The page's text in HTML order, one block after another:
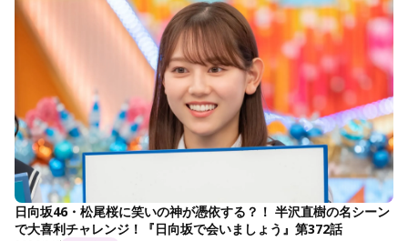
日向坂46・松尾桜に笑いの神が憑依する？！ 半沢直樹の名シーン
で大喜利チャレンジ！『日向坂で会いましょう』第372話